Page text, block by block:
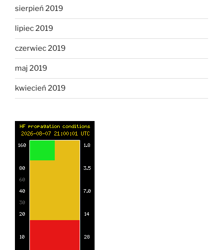
sierpień 2019
lipiec 2019
czerwiec 2019
maj 2019
kwiecień 2019